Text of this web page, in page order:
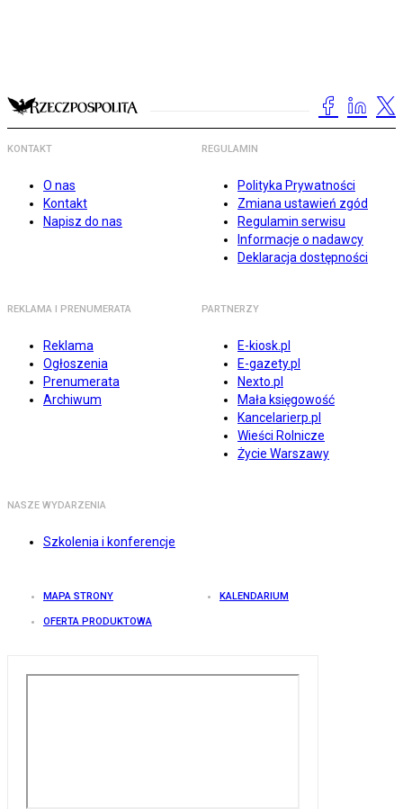
KONTAKT
O nas
Kontakt
Napisz do nas
REGULAMIN
Polityka Prywatności
Zmiana ustawień zgód
Regulamin serwisu
Informacje o nadawcy
Deklaracja dostępności
REKLAMA I PRENUMERATA
Reklama
Ogłoszenia
Prenumerata
Archiwum
PARTNERZY
E-kiosk.pl
E-gazety.pl
Nexto.pl
Mała księgowość
Kancelarierp.pl
Wieści Rolnicze
Życie Warszawy
NASZE WYDARZENIA
Szkolenia i konferencje
MAPA STRONY KALENDARIUM
OFERTA PRODUKTOWA